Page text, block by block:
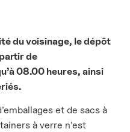
du voisinage, le dépôt
de
08.00 heures, ainsi
et de sacs à
à verre n’est